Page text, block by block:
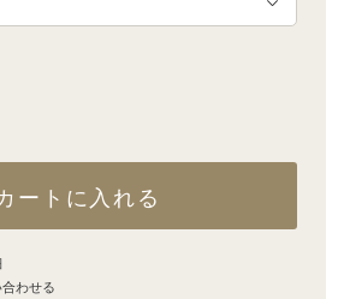
ートに入れる
わせる